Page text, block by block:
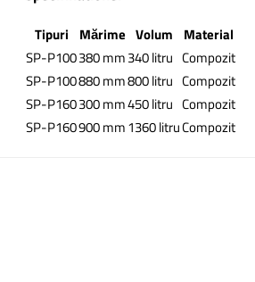
Tipuri Mărime Volum
Material
SP-P100380 mm340 litru Compozit
SP-P100880 mm800 litru Compozit
SP-P160300 mm450 litru Compozit
SP-P160900 mm1360 litruCompozit